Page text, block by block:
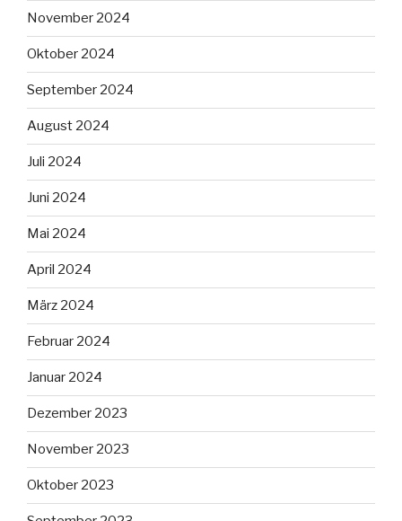
November 2024
Oktober 2024
September 2024
August 2024
Juli 2024
Juni 2024
Mai 2024
April 2024
März 2024
Februar 2024
Januar 2024
Dezember 2023
November 2023
Oktober 2023